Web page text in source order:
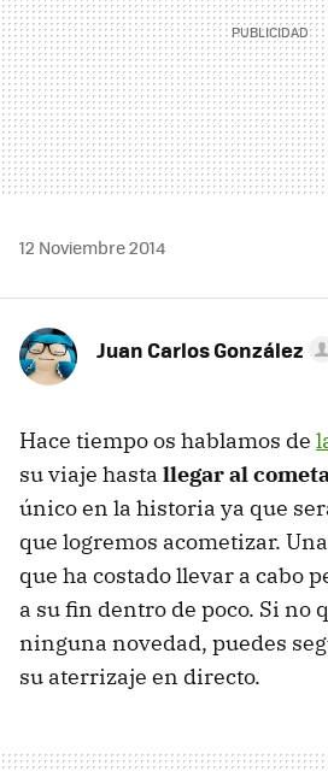
12 Noviembre 2014
Juan Carlos González
Hace tiempo os hablamos de
su viaje hasta llegar al
único en la historia ya que
que logremos acometizar.
que ha costado llevar a cabo
a su fin dentro de poco. Si no
ninguna novedad, puedes
su aterrizaje en directo.